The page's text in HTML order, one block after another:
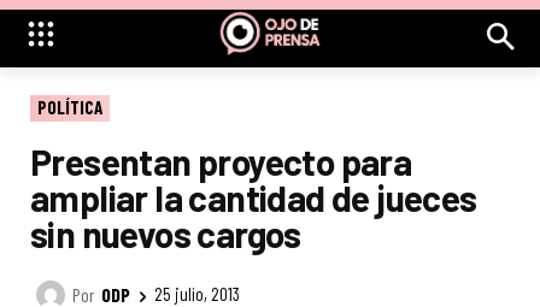
POLÍTICA
Presentan proyecto para
ampliar la cantidad de jueces
sin nuevos cargos
Por ODP 25 julio, 2013